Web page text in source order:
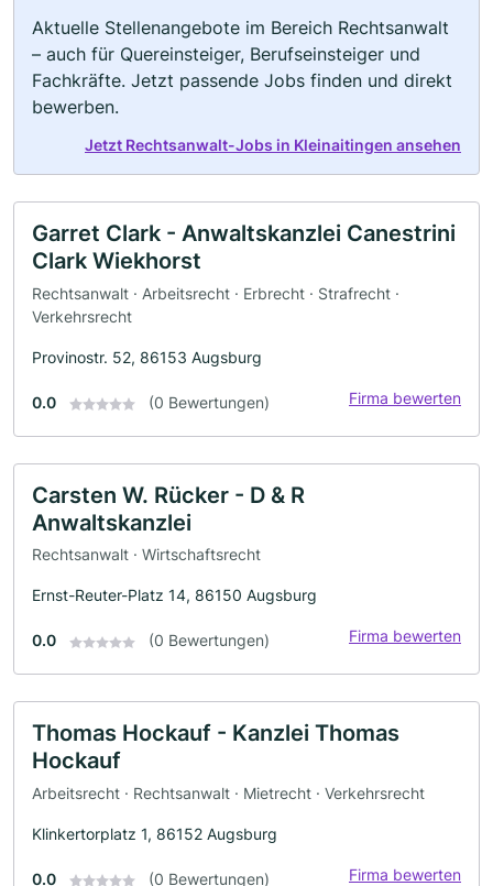
Aktuelle Stellenangebote im Bereich Rechtsanwalt
– auch für Quereinsteiger, Berufseinsteiger und
Fachkräfte. Jetzt passende Jobs finden und direkt
bewerben.
Jetzt Rechtsanwalt-Jobs in Kleinaitingen ansehen
Garret Clark - Anwaltskanzlei Canestrini
Clark Wiekhorst
Rechtsanwalt · Arbeitsrecht · Erbrecht · Strafrecht ·
Verkehrsrecht
Provinostr. 52, 86153 Augsburg
0.0 (0 Bewertungen) Firma bewerten
Carsten W. Rücker - D & R
Anwaltskanzlei
Rechtsanwalt · Wirtschaftsrecht
Ernst-Reuter-Platz 14, 86150 Augsburg
0.0 (0 Bewertungen) Firma bewerten
Thomas Hockauf - Kanzlei Thomas
Hockauf
Arbeitsrecht · Rechtsanwalt · Mietrecht · Verkehrsrecht
Klinkertorplatz 1, 86152 Augsburg
0.0 (0 Bewertungen) Firma bewerten